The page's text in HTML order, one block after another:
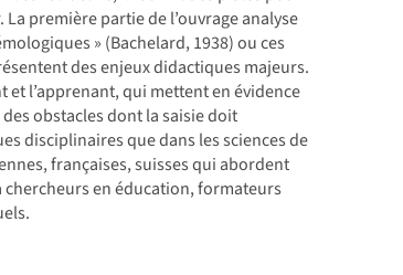
première partie de l’ouvrage analyse
» (Bachelard, 1938) ou ces
des enjeux didactiques majeurs.
et l’apprenant, qui mettent en évidence
obstacles dont la saisie doit
disciplinaires que dans les sciences de
françaises, suisses qui abordent
chercheurs en éducation, formateurs